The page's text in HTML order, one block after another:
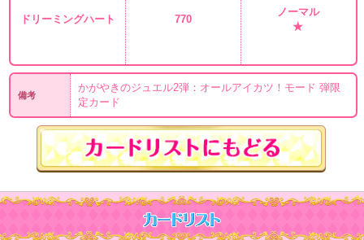
ドリーミングハート 770
ノーマル
★
備考
かがやきのジュエル2弾：オールアイカツ！モード 弾限
定カード